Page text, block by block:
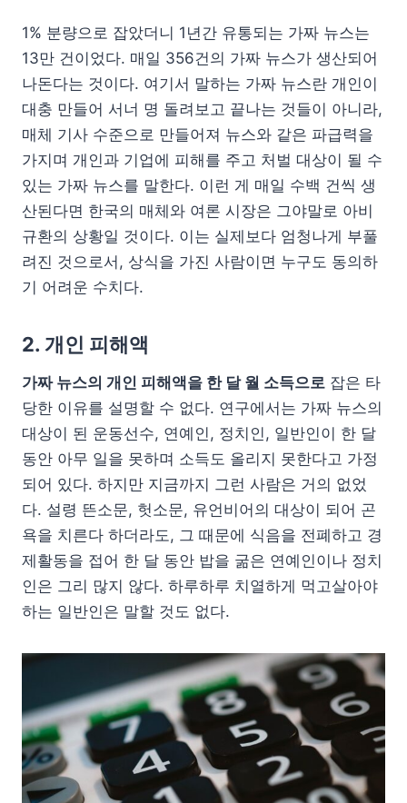
1% 분량으로 잡았더니 1년간 유통되는 가짜 뉴스는
13만 건이었다. 매일 356건의 가짜 뉴스가 생산되어
나돈다는 것이다. 여기서 말하는 가짜 뉴스란 개인이
대충 만들어 서너 명 돌려보고 끝나는 것들이 아니라,
매체 기사 수준으로 만들어져 뉴스와 같은 파급력을
가지며 개인과 기업에 피해를 주고 처벌 대상이 될 수
있는 가짜 뉴스를 말한다. 이런 게 매일 수백 건씩 생
산된다면 한국의 매체와 여론 시장은 그야말로 아비
규환의 상황일 것이다. 이는 실제보다 엄청나게 부풀
려진 것으로서, 상식을 가진 사람이면 누구도 동의하
기 어려운 수치다.
2. 개인 피해액
가짜 뉴스의 개인 피해액을 한 달 월 소득으로 잡은 타
당한 이유를 설명할 수 없다. 연구에서는 가짜 뉴스의
대상이 된 운동선수, 연예인, 정치인, 일반인이 한 달
동안 아무 일을 못하며 소득도 올리지 못한다고 가정
되어 있다. 하지만 지금까지 그런 사람은 거의 없었
다. 설령 뜬소문, 헛소문, 유언비어의 대상이 되어 곤
욕을 치른다 하더라도, 그 때문에 식음을 전폐하고 경
제활동을 접어 한 달 동안 밥을 굶은 연예인이나 정치
인은 그리 많지 않다. 하루하루 치열하게 먹고살아야
하는 일반인은 말할 것도 없다.